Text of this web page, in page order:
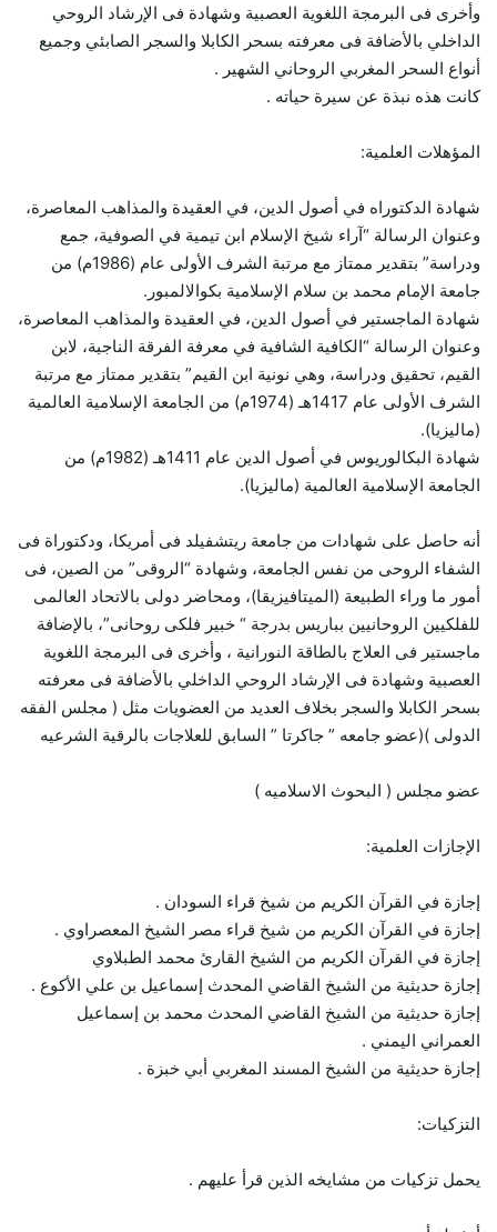
وأخرى فى البرمجة اللغوية العصبية وشهادة فى الإرشاد الروحي
الداخلي بالأضافة فى معرفته بسحر الكابلا والسجر الصابئي وجميع
أنواع السحر المغربي الروحاني الشهير .
كانت هذه نبذة عن سيرة حياته .
المؤهلات العلمية:
شهادة الدكتوراه في أصول الدين، في العقيدة والمذاهب المعاصرة،
وعنوان الرسالة “آراء شيخ الإسلام ابن تيمية في الصوفية، جمع
ودراسة” بتقدير ممتاز مع مرتبة الشرف الأولى عام (1986م) من
جامعة الإمام محمد بن سلام الإسلامية بكوالالمبور.
شهادة الماجستير في أصول الدين، في العقيدة والمذاهب المعاصرة،
وعنوان الرسالة “الكافية الشافية في معرفة الفرقة الناجية، لابن
القيم، تحقيق ودراسة، وهي نونية ابن القيم” بتقدير ممتاز مع مرتبة
الشرف الأولى عام 1417هـ (1974م) من الجامعة الإسلامية العالمية
(ماليزيا).
شهادة البكالوريوس في أصول الدين عام 1411هـ (1982م) من
الجامعة الإسلامية العالمية (ماليزيا).
أنه حاصل على شهادات من جامعة ريتشفيلد فى أمريكا، ودكتوراة فى
الشفاء الروحى من نفس الجامعة، وشهادة “الروقى” من الصين، فى
أمور ما وراء الطبيعة (الميتافيزيقا)، ومحاضر دولى بالاتحاد العالمى
للفلكيين الروحانيين بباريس بدرجة “ خبير فلكى روحانى”، بالإضافة
ماجستير فى العلاج بالطاقة النورانية ، وأخرى فى البرمجة اللغوية
العصبية وشهادة فى الإرشاد الروحي الداخلي بالأضافة فى معرفته
بسحر الكابلا والسجر بخلاف العديد من العضويات مثل ( مجلس الفقه
الدولى )(عضو جامعه ” جاكرتا ” السابق للعلاجات بالرقية الشرعيه
عضو مجلس ( البحوث الاسلاميه )
الإجازات العلمية:
إجازة في القرآن الكريم من شيخ قراء السودان .
إجازة في القرآن الكريم من شيخ قراء مصر الشيخ المعصراوي .
إجازة في القرآن الكريم من الشيخ القارئ محمد الطبلاوي
إجازة حديثية من الشيخ القاضي المحدث إسماعيل بن علي الأكوع .
إجازة حديثية من الشيخ القاضي المحدث محمد بن إسماعيل
العمراني اليمني .
إجازة حديثية من الشيخ المسند المغربي أبي خبزة .
التزكيات:
يحمل تزكيات من مشايخه الذين قرأ عليهم .